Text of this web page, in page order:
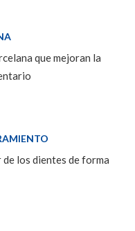
que mejoran la
los dientes de forma